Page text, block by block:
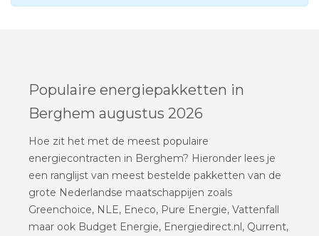
Populaire energiepakketten in
Berghem augustus 2026
Hoe zit het met de meest populaire
energiecontracten in Berghem? Hieronder lees je
een ranglijst van meest bestelde pakketten van de
grote Nederlandse maatschappijen zoals
Greenchoice, NLE, Eneco, Pure Energie, Vattenfall
maar ook Budget Energie, Energiedirect.nl, Qurrent,